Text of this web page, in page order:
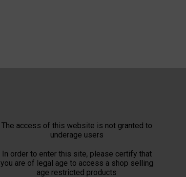
The access of this website is not granted to
underage users
In order to enter this site, please certify that
you are of legal age to access a shop selling
age restricted products